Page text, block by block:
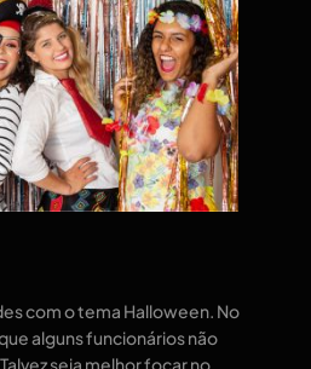
com o tema Halloween. No
alguns funcionários não
seja melhor focar no